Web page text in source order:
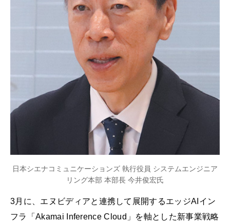
日本シエナコミュニケーションズ 執行役員 システムエンジニア
リング本部 本部長 今井俊宏氏
3月に、エヌビディアと連携して展開するエッジAIイン
フラ「Akamai Inference Cloud」を軸とした新事業戦略